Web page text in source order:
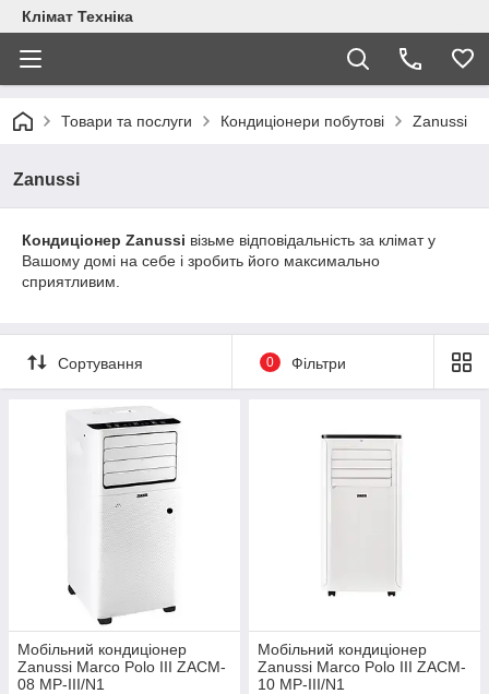
Клімат Техніка
Товари та послуги Кондиціонери побутові Zanussi
Zanussi
Кондиціонер Zanussi візьме відповідальність за клімат у
Вашому домі на себе і зробить його максимально
сприятливим.
Сортування 0 Фільтри
Мобільний кондиціонер
Zanussi Marco Polo III ZACM-
08 MP-III/N1
Мобільний кондиціонер
Zanussi Marco Polo III ZACM-
10 MP-III/N1